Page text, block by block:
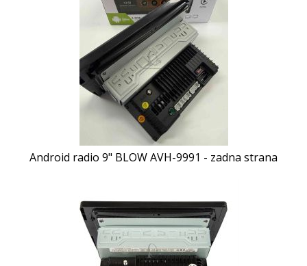
Android radio 9" BLOW AVH-9991 - zadna strana